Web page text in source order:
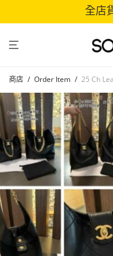
全店
商店 / Order Item / 25 Ch